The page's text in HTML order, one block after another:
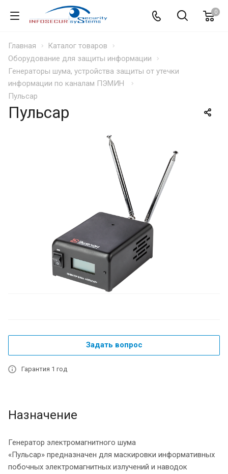
0
Главная
Каталог товаров
Оборудование для защиты информации
Генераторы шума, устройства защиты от утечки
информации по каналам ПЭМИН
Пульсар
Пульсар
Задать вопрос
Гарантия 1 год
Назначение
Генератор электромагнитного шума
«Пульсар» предназначен для маскировки информативных
побочных электромагнитных излучений и наводок